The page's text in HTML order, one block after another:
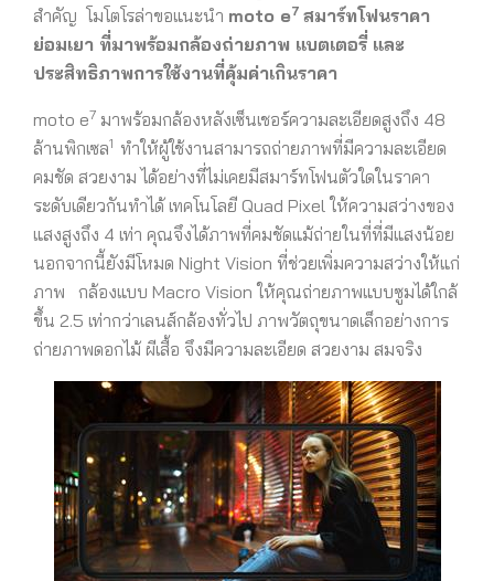
สำคัญ โมโตโรล่าขอแนะนำ moto e7 สมาร์ทโฟนราคา
ย่อมเยา ที่มาพร้อมกล้องถ่ายภาพ แบตเตอรี่ และ
ประสิทธิภาพการใช้งานที่คุ้มค่าเกินราคา
moto e7 มาพร้อมกล้องหลังเซ็นเชอร์ความละเอียดสูงถึง 48
ล้านพิกเซล1 ทำให้ผู้ใช้งานสามารถถ่ายภาพที่มีความละเอียด
คมชัด สวยงาม ได้อย่างที่ไม่เคยมีสมาร์ทโฟนตัวใดในราคา
ระดับเดียวกันทำได้ เทคโนโลยี Quad Pixel ให้ความสว่างของ
แสงสูงถึง 4 เท่า คุณจึงได้ภาพที่คมชัดแม้ถ่ายในที่ที่มีแสงน้อย
นอกจากนี้ยังมีโหมด Night Vision ที่ช่วยเพิ่มความสว่างให้แก่
ภาพ กล้องแบบ Macro Vision ให้คุณถ่ายภาพแบบซูมได้ใกล้
ขึ้น 2.5 เท่ากว่าเลนส์กล้องทั่วไป ภาพวัตถุขนาดเล็กอย่างการ
ถ่ายภาพดอกไม้ ผีเสื้อ จึงมีความละเอียด สวยงาม สมจริง